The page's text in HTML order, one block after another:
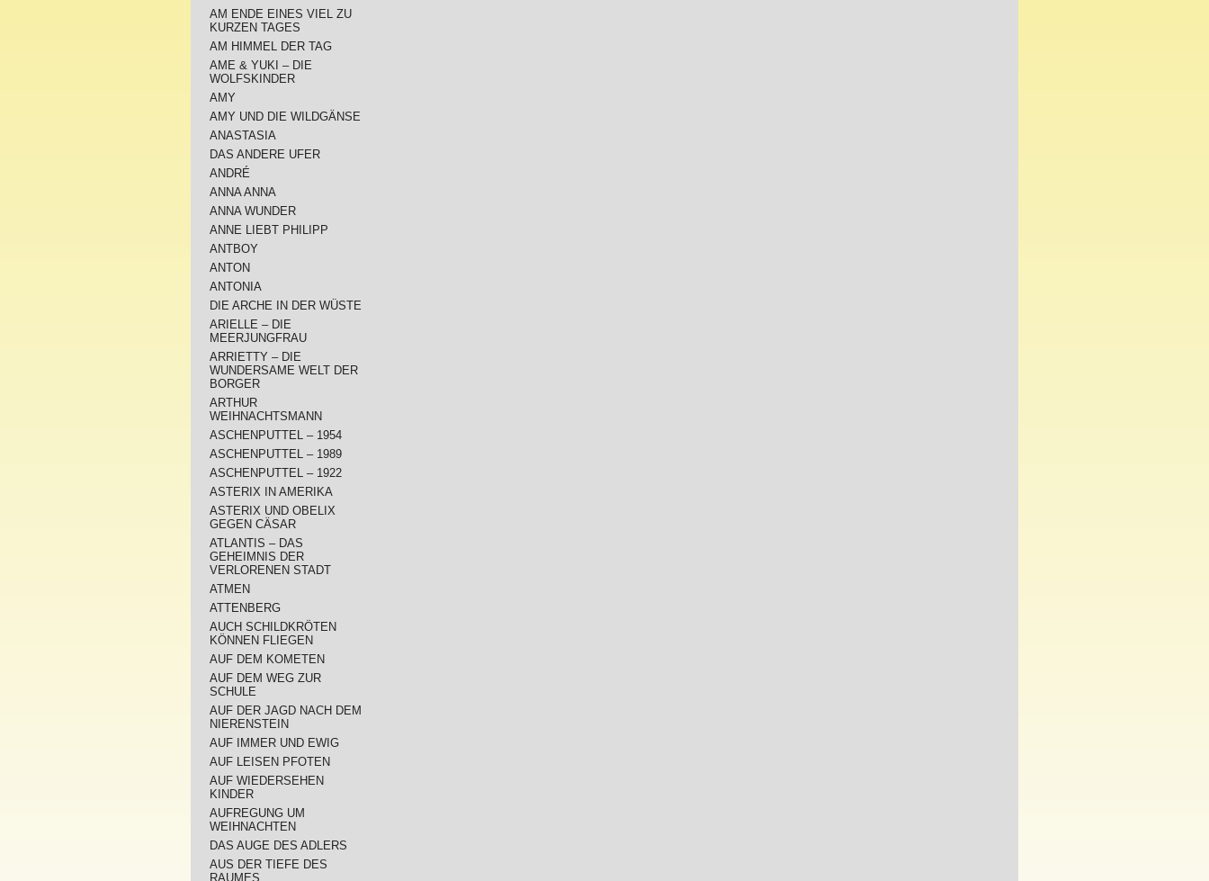
AM ENDE EINES VIEL ZU
KURZEN TAGES
AM HIMMEL DER TAG
AME & YUKI – DIE
WOLFSKINDER
AMY
AMY UND DIE WILDGÄNSE
ANASTASIA
DAS ANDERE UFER
ANDRÉ
ANNA ANNA
ANNA WUNDER
ANNE LIEBT PHILIPP
ANTBOY
ANTON
ANTONIA
DIE ARCHE IN DER WÜSTE
ARIELLE – DIE
MEERJUNGFRAU
ARRIETTY – DIE
WUNDERSAME WELT DER
BORGER
ARTHUR
WEIHNACHTSMANN
ASCHENPUTTEL – 1954
ASCHENPUTTEL – 1989
ASCHENPUTTEL – 1922
ASTERIX IN AMERIKA
ASTERIX UND OBELIX
GEGEN CÄSAR
ATLANTIS – DAS
GEHEIMNIS DER
VERLORENEN STADT
ATMEN
ATTENBERG
AUCH SCHILDKRÖTEN
KÖNNEN FLIEGEN
AUF DEM KOMETEN
AUF DEM WEG ZUR
SCHULE
AUF DER JAGD NACH DEM
NIERENSTEIN
AUF IMMER UND EWIG
AUF LEISEN PFOTEN
AUF WIEDERSEHEN
KINDER
AUFREGUNG UM
WEIHNACHTEN
DAS AUGE DES ADLERS
AUS DER TIEFE DES
RAUMES